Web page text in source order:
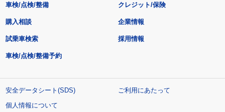
車検/点検/整備 クレジット/保険
購入相談
試乗車検索
車検/点検/整備予約
企業情報
採用情報
安全データシート(SDS)
ご利用にあたって
個人情報について